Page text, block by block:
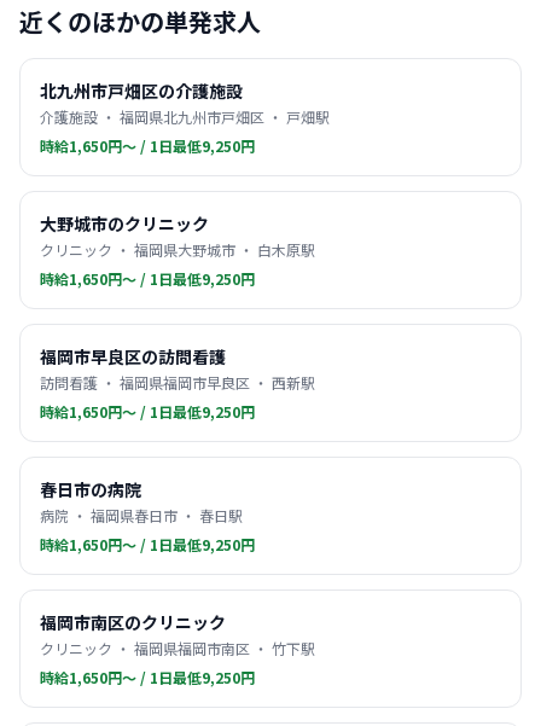
近くのほかの単発求人
北九州市戸畑区の介護施設
介護施設 ・ 福岡県北九州市戸畑区 ・ 戸畑駅
時給1,650円〜 / 1日最低9,250円
大野城市のクリニック
クリニック ・ 福岡県大野城市 ・ 白木原駅
時給1,650円〜 / 1日最低9,250円
福岡市早良区の訪問看護
訪問看護 ・ 福岡県福岡市早良区 ・ 西新駅
時給1,650円〜 / 1日最低9,250円
春日市の病院
病院 ・ 福岡県春日市 ・ 春日駅
時給1,650円〜 / 1日最低9,250円
福岡市南区のクリニック
クリニック ・ 福岡県福岡市南区 ・ 竹下駅
時給1,650円〜 / 1日最低9,250円